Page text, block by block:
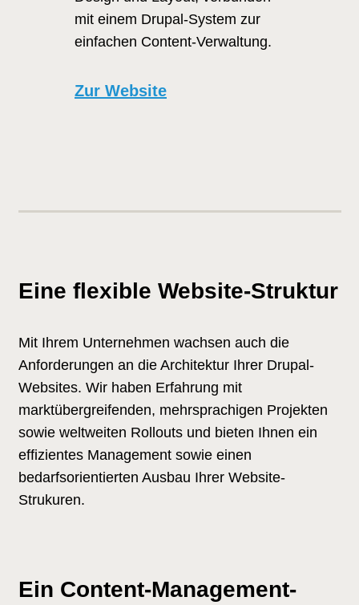
mit einem Drupal-System zur
einfachen Content-Verwaltung.
Zur Website
Eine flexible Website-Struktur
Mit Ihrem Unternehmen wachsen auch die
Anforderungen an die Architektur Ihrer Drupal-
Websites. Wir haben Erfahrung mit
marktübergreifenden, mehrsprachigen Projekten
sowie weltweiten Rollouts und bieten Ihnen ein
effizientes Management sowie einen
bedarfsorientierten Ausbau Ihrer Website-
Strukuren.
Ein Content-Management-